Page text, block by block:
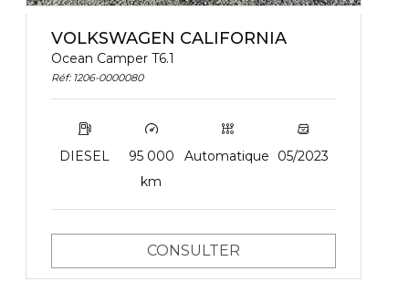
VOLKSWAGEN CALIFORNIA
Ocean Camper T6.1
Réf: 1206-0000080
DIESEL
95 000
km
Automatique 05/2023
CONSULTER